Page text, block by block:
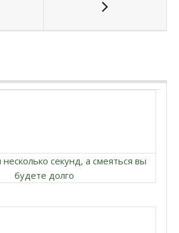
несколько секунд, а смеяться вы
будете долго